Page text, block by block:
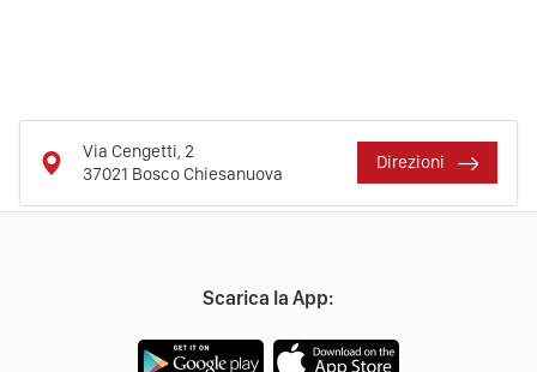
Via Cengetti, 2
37021 Bosco Chiesanuova
Direzioni
Scarica la App: